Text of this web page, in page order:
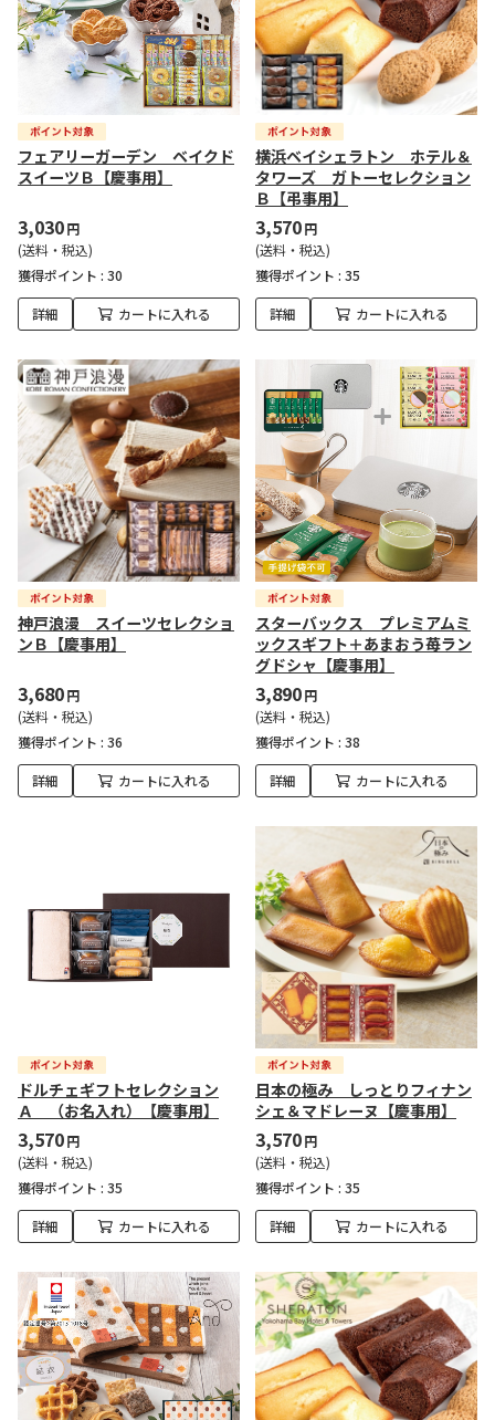
フェアリーガーデン ベイクド
スイーツＢ【慶事用】
3,030円
(送料・税込)
獲得ポイント : 30
詳細 カートに入れる
横浜ベイシェラトン ホテル＆
タワーズ ガトーセレクション
Ｂ【弔事用】
3,570円
(送料・税込)
獲得ポイント : 35
詳細 カートに入れる
神戸浪漫 スイーツセレクショ
ンＢ【慶事用】
3,680円
(送料・税込)
獲得ポイント : 36
詳細 カートに入れる
スターバックス プレミアムミ
ックスギフト＋あまおう苺ラン
グドシャ【慶事用】
3,890円
(送料・税込)
獲得ポイント : 38
詳細 カートに入れる
ドルチェギフトセレクション
Ａ （お名入れ）【慶事用】
3,570円
(送料・税込)
獲得ポイント : 35
詳細 カートに入れる
日本の極み しっとりフィナン
シェ＆マドレーヌ【慶事用】
3,570円
(送料・税込)
獲得ポイント : 35
詳細 カートに入れる